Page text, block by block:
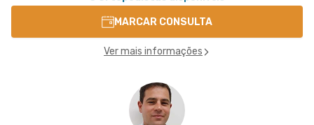
MARCAR CONSULTA
Ver mais informações